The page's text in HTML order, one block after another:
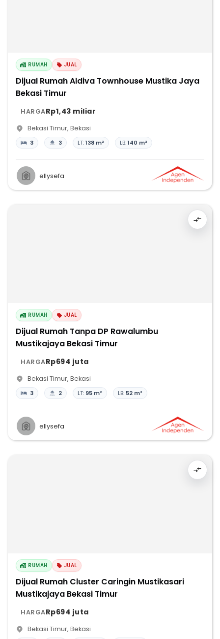
RUMAH JUAL
Dijual Rumah Aldiva Townhouse Mustika Jaya
Bekasi Timur
HARGARp1,43 miliar
Bekasi Timur, Bekasi
3 3 LT:138 m² LB:140 m²
ellysefa
RUMAH JUAL
Dijual Rumah Tanpa DP Rawalumbu
Mustikajaya Bekasi Timur
HARGARp694 juta
Bekasi Timur, Bekasi
3 2 LT: 95 m² LB: 52 m²
ellysefa
RUMAH JUAL
Dijual Rumah Cluster Caringin Mustikasari
Mustikajaya Bekasi Timur
HARGARp694 juta
Bekasi Timur, Bekasi